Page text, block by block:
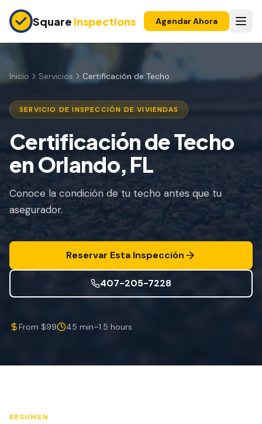
Square Inspections Agendar Ahora
Inspección Pre-Compra
Garantía 11 Meses
Inspección de Condominio
Inspección Pre-Listado
Propiedad de Inversión
Inspección 4 Puntos
Certificación de Techo
Seguridad Post-Huracán
Inspección por Drone
Inicio Servicios Certificación de Techo
SERVICIO DE INSPECCIÓN DE VIVIENDAS
Certificación de Techo
en Orlando, FL
Conoce la condición de tu techo antes que tu
asegurador.
Reservar Esta Inspección
407-205-7228
From $99 45 min–1.5 hours
RESUMEN